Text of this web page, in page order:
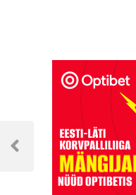
Navigeerimine
Previous